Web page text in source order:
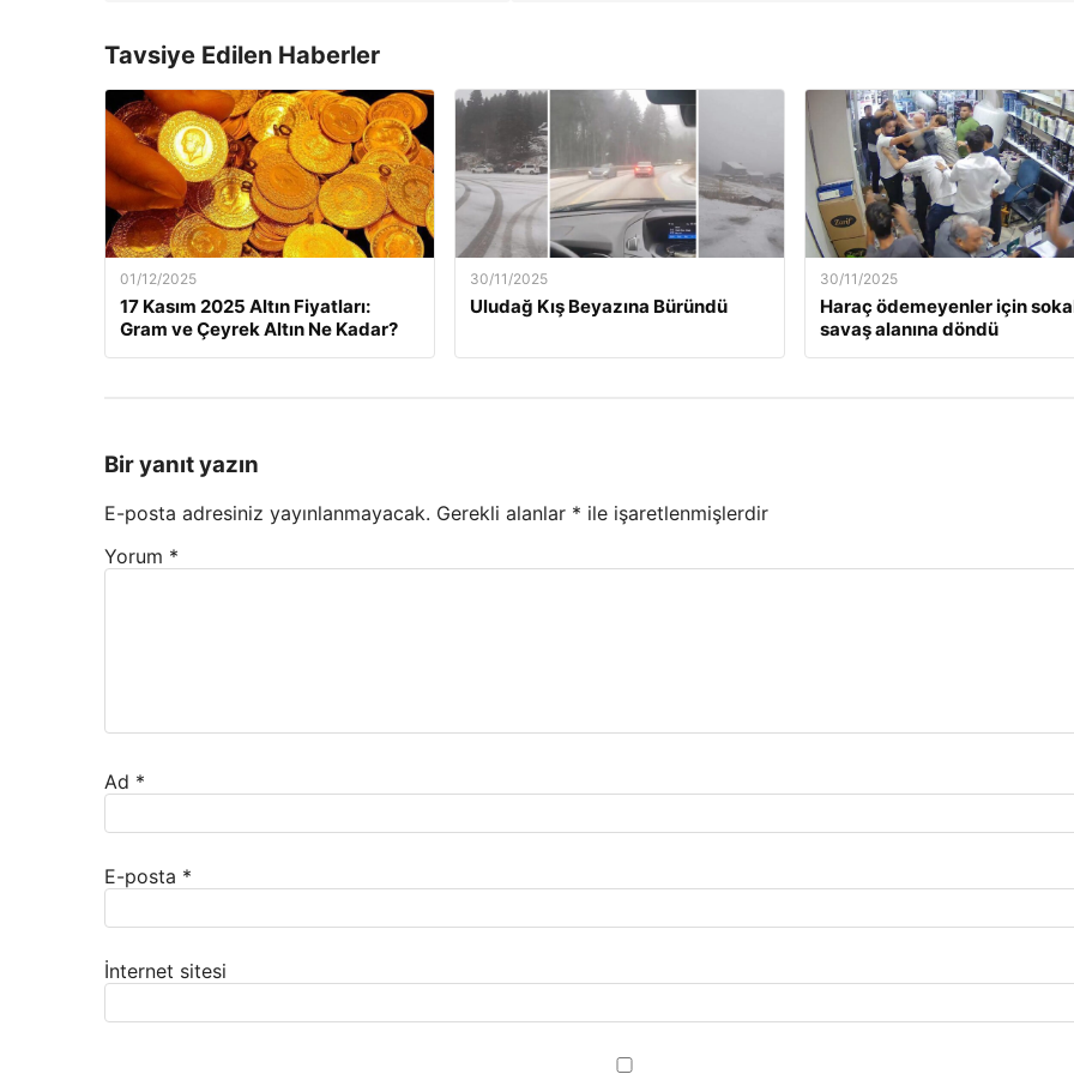
Tavsiye Edilen Haberler
01/12/2025
17 Kasım 2025 Altın Fiyatları:
Gram ve Çeyrek Altın Ne Kadar?
30/11/2025
Uludağ Kış Beyazına Büründü
30/11/2025
Haraç ödemeyenler için
savaş alanına döndü
Bir yanıt yazın
E-posta adresiniz yayınlanmayacak. Gerekli alanlar * ile işaretlenmişlerdir
Yorum *
Ad *
E-posta *
İnternet sitesi